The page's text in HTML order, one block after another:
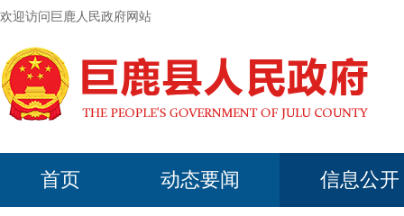
欢迎访问巨鹿人民政府网站
首页 动态要闻 信息公开